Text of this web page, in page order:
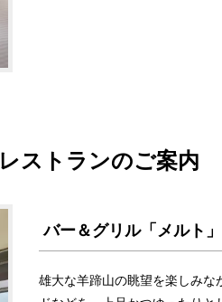
レストランのご案内
バー＆グリル「メルト」
雄大な羊蹄山の眺望を楽しみな